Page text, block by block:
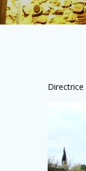
Directrice